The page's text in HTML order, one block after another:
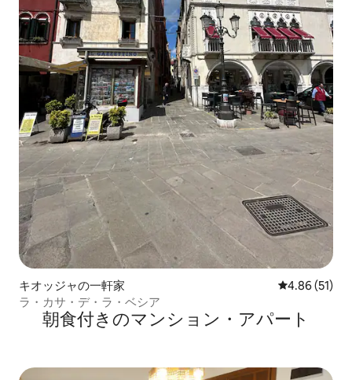
キオッジャの一軒家 レビュー51
4.86 (51)
ラ・カサ・デ・ラ・ベシア
朝食付きのマンション・アパート